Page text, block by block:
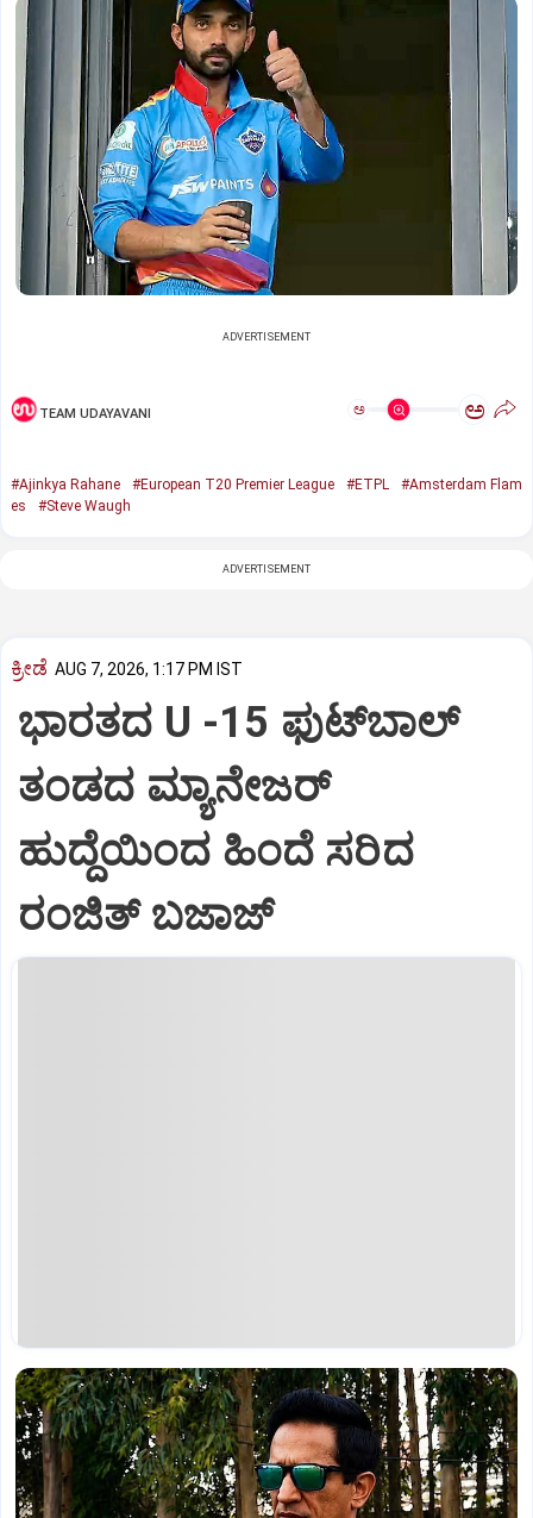
ADVERTISEMENT
TEAM UDAYAVANI ಅ ಅ
#Ajinkya Rahane #European T20 Premier League #ETPL
#Amsterdam Flam
es
#Steve Waugh
ADVERTISEMENT
ಕ್ರೀಡೆ AUG 7, 2026, 1:17 PM IST
ಭಾರತದ U -15 ಫುಟ್‌ಬಾಲ್
ತಂಡದ ಮ್ಯಾನೇಜರ್‌
ಹುದ್ದೆಯಿಂದ ಹಿಂದೆ ಸರಿದ
ರಂಜಿತ್‌ ಬಜಾಜ್‌